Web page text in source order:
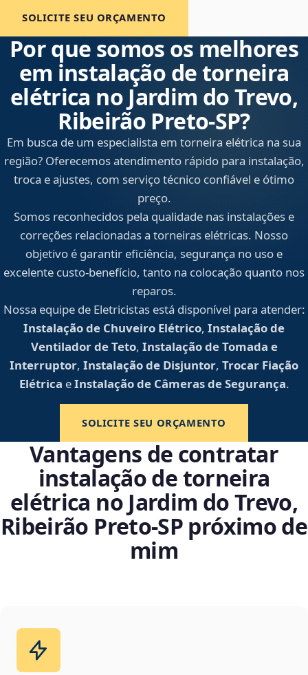
SOLICITE SEU ORÇAMENTO
Por que somos os melhores
em instalação de torneira
elétrica no Jardim do Trevo,
Ribeirão Preto‑SP?
Em busca de um especialista em torneira elétrica na sua
região? Oferecemos atendimento rápido para instalação,
troca e ajustes, com serviço técnico confiável e ótimo
preço.
Somos reconhecidos pela qualidade nas instalações e
correções relacionadas a torneiras elétricas. Nosso
objetivo é garantir eficiência, segurança no uso e
excelente custo-benefício, tanto na colocação quanto nos
reparos.
Nossa equipe de Eletricistas está disponível para atender:
Instalação de Chuveiro Elétrico, Instalação de
Ventilador de Teto, Instalação de Tomada e
Interruptor, Instalação de Disjuntor, Trocar Fiação
Elétrica eInstalação de Câmeras de Segurança.
SOLICITE SEU ORÇAMENTO
Vantagens de contratar
instalação de torneira
elétrica no Jardim do Trevo,
Ribeirão Preto‑SP próximo de
mim